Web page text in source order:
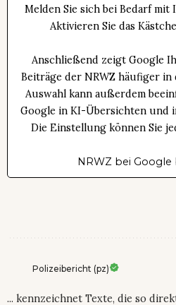
Melden Sie sich bei Bedarf
Aktivieren Sie das
Anschließend zeigt Google
Beiträge der NRWZ häufiger in
Auswahl kann außerdem
Google in KI-Übersichten und
Die Einstellung können Sie
NRWZ bei
Polizeibericht (pz)
... kennzeichnet Texte, die so